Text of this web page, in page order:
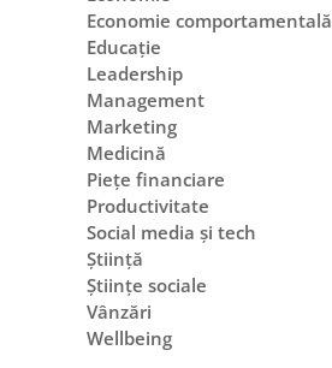
Economie comportamentală
Educație
Leadership
Management
Marketing
Medicină
Piețe financiare
Productivitate
Social media și tech
Știință
Științe sociale
Vânzări
Wellbeing